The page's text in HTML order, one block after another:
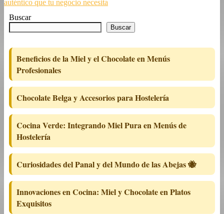
auténtico que tu negocio necesita
Buscar
Buscar
Beneficios de la Miel y el Chocolate en Menús
Profesionales
Chocolate Belga y Accesorios para Hostelería
Cocina Verde: Integrando Miel Pura en Menús de
Hostelería
Curiosidades del Panal y del Mundo de las Abejas 🐝
Innovaciones en Cocina: Miel y Chocolate en Platos
Exquisitos